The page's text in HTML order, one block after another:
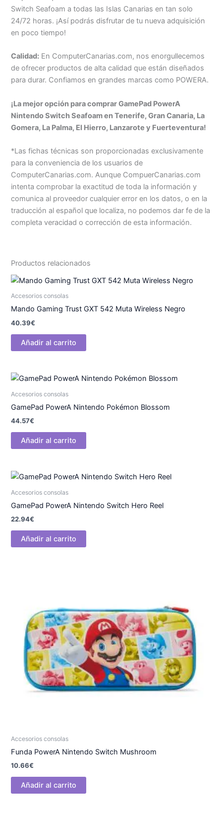
Switch Seafoam a todas las Islas Canarias en tan solo
24/72 horas. ¡Así podrás disfrutar de tu nueva adquisición
en poco tiempo!
Calidad: En ComputerCanarias.com, nos enorgullecemos
de ofrecer productos de alta calidad que están diseñados
para durar. Confiamos en grandes marcas como POWERA.
¡La mejor opción para comprar GamePad PowerA
Nintendo Switch Seafoam en Tenerife, Gran Canaria, La
Gomera, La Palma, El Hierro, Lanzarote y Fuerteventura!
*Las fichas técnicas son proporcionadas exclusivamente
para la conveniencia de los usuarios de
ComputerCanarias.com. Aunque CompuerCanarias.com
intenta comprobar la exactitud de toda la información y
comunica al proveedor cualquier error en los datos, o en la
traducción al español que localiza, no podemos dar fe de la
completa veracidad o corrección de esta información.
Productos relacionados
Accesorios consolas
Mando Gaming Trust GXT 542 Muta Wireless Negro
40.39€
Añadir al carrito
Accesorios consolas
GamePad PowerA Nintendo Pokémon Blossom
44.57€
Añadir al carrito
Accesorios consolas
GamePad PowerA Nintendo Switch Hero Reel
22.94€
Añadir al carrito
Accesorios consolas
Funda PowerA Nintendo Switch Mushroom
10.66€
Añadir al carrito